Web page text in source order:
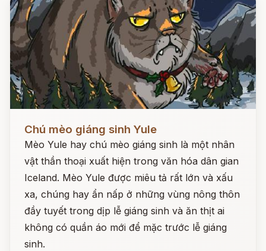
Chú mèo giáng sinh Yule
Mèo Yule hay chú mèo giáng sinh là một nhân
vật thần thoại xuất hiện trong văn hóa dân gian
Iceland. Mèo Yule được miêu tả rất lớn và xấu
xa, chúng hay ẩn nấp ở những vùng nông thôn
đầy tuyết trong dịp lễ giáng sinh và ăn thịt ai
không có quần áo mới để mặc trước lễ giáng
sinh.